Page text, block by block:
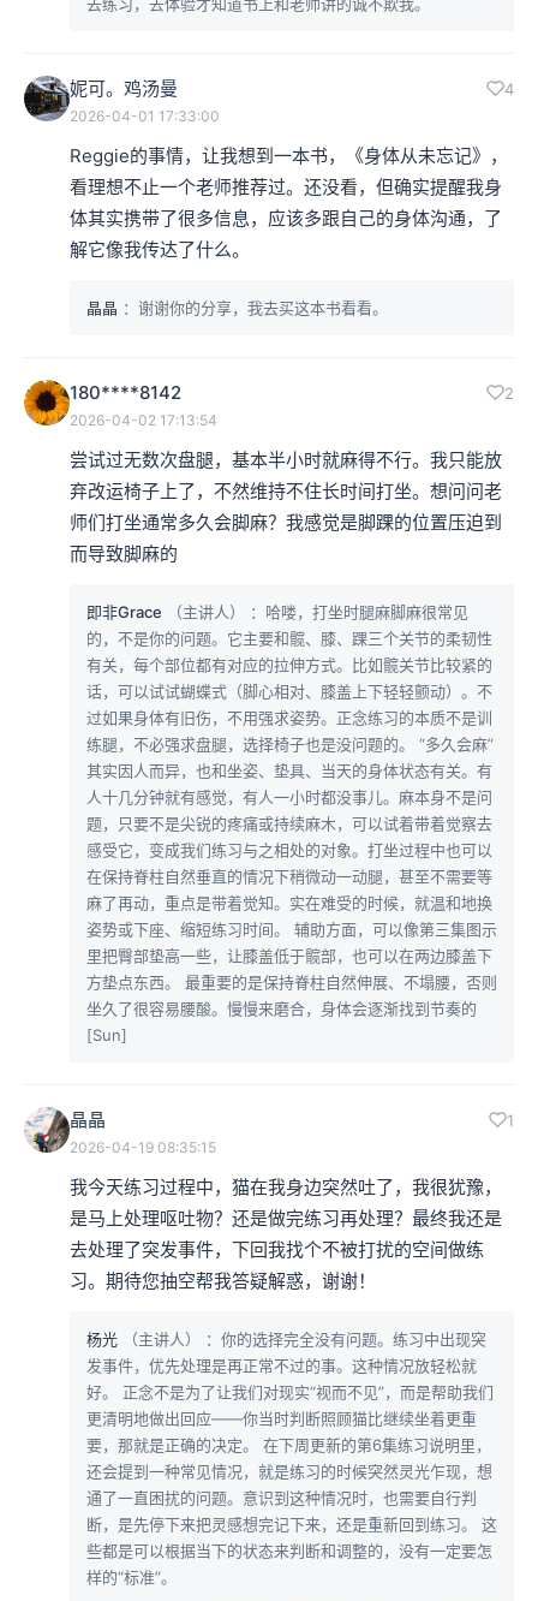
妮可。鸡汤曼 4
2026-04-01 17:33:00
Reggie的事情，让我想到一本书，《身体从未忘记》，
看理想不止一个老师推荐过。还没看，但确实提醒我身
体其实携带了很多信息，应该多跟自己的身体沟通，了
解它像我传达了什么。
晶晶 ：谢谢你的分享，我去买这本书看看。
180****8142 2
2026-04-02 17:13:54
尝试过无数次盘腿，基本半小时就麻得不行。我只能放
弃改运椅子上了，不然维持不住长时间打坐。想问问老
师们打坐通常多久会脚麻？我感觉是脚踝的位置压迫到
而导致脚麻的
即非Grace （主讲人）
：哈喽，打坐时腿麻脚麻很常见
的，不是你的问题。它主要和髋、膝、踝三个关节的柔韧性
有关，每个部位都有对应的拉伸方式。比如髋关节比较紧的
话，可以试试蝴蝶式（脚心相对、膝盖上下轻轻颤动）。不
过如果身体有旧伤，不用强求姿势。正念练习的本质不是训
练腿，不必强求盘腿，选择椅子也是没问题的。 “多久会麻”
其实因人而异，也和坐姿、垫具、当天的身体状态有关。有
人十几分钟就有感觉，有人一小时都没事儿。麻本身不是问
题，只要不是尖锐的疼痛或持续麻木，可以试着带着觉察去
感受它，变成我们练习与之相处的对象。打坐过程中也可以
在保持脊柱自然垂直的情况下稍微动一动腿，甚至不需要等
麻了再动，重点是带着觉知。实在难受的时候，就温和地换
姿势或下座、缩短练习时间。 辅助方面，可以像第三集图示
里把臀部垫高一些，让膝盖低于髋部，也可以在两边膝盖下
方垫点东西。 最重要的是保持脊柱自然伸展、不塌腰，否则
坐久了很容易腰酸。慢慢来磨合，身体会逐渐找到节奏的
[Sun]
晶晶 1
2026-04-19 08:35:15
我今天练习过程中，猫在我身边突然吐了，我很犹豫，
是马上处理呕吐物？还是做完练习再处理？最终我还是
去处理了突发事件，下回我找个不被打扰的空间做练
习。期待您抽空帮我答疑解惑，谢谢！
杨光 （主讲人）
：你的选择完全没有问题。练习中出现突
发事件，优先处理是再正常不过的事。这种情况放轻松就
好。 正念不是为了让我们对现实“视而不见”，而是帮助我们
更清明地做出回应——你当时判断照顾猫比继续坐着更重
要，那就是正确的决定。 在下周更新的第6集练习说明里，
还会提到一种常见情况，就是练习的时候突然灵光乍现，想
通了一直困扰的问题。意识到这种情况时，也需要自行判
断，是先停下来把灵感想完记下来，还是重新回到练习。 这
些都是可以根据当下的状态来判断和调整的，没有一定要怎
样的“标准”。